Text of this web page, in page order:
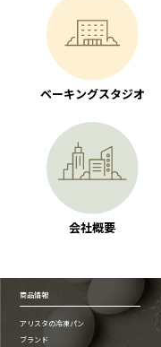
ベーキングスタジオ
会社概要
商品情報
アリスタの冷凍パン
ブランド